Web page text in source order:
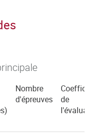
Nombre
d'épreuves
de